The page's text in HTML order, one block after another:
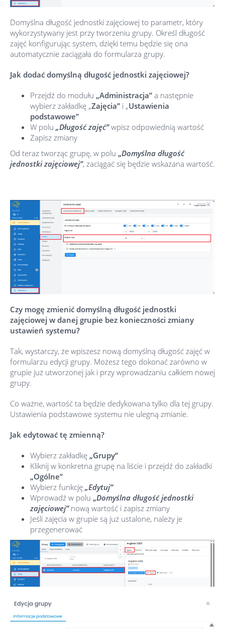
Domyślna długość jednostki zajęciowej to parametr, który
wykorzystywany jest przy tworzeniu grupy. Określ długość
zajęć konfigurując system, dzięki temu będzie się ona
automatycznie zaciągała do formularza grupy.
Jak dodać domyślną długość jednostki zajęciowej?
Przejdź do modułu „Administracja” a następnie
wybierz zakładkę „Zajęcia” i „Ustawienia
podstawowe”
W polu „Długośćzajęć”wpisz odpowiednią wartość
Zapisz zmiany
Od teraz tworząc grupę, w polu „Domyślna długość
jednostki zajęciowej”, zaciągać się będzie wskazana wartość.
Czy mogę zmienić domyślną długość jednostki
zajęciowej w danej grupie bez konieczności zmiany
ustawień systemu?
Tak, wystarczy, że wpiszesz nową domyślną długość zajęć w
formularzu edycji grupy. Możesz tego dokonać zarówno w
grupie już utworzonej jak i przy wprowadzaniu całkiem nowej
grupy.
Co ważne, wartość ta będzie dedykowana tylko dla tej grupy.
Ustawienia podstawowe systemu nie ulegną zmianie.
Jak edytować tę zmienną?
Wybierz zakładkę „Grupy”
Kliknij w konkretna grupę na liście i przejdź do zakładki
„Ogólne”
Wybierz funkcję „Edytuj”
Wprowadź w polu „Domyślna długość jednostki
zajęciowej” nową wartość i zapisz zmiany
Jeśli zajęcia w grupie są już ustalone, należy je
przegenerować